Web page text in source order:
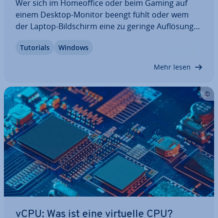
Wer sich im Ho­me­of­fice oder beim Gaming auf
einem Desktop-Monitor beengt fühlt oder wem
der Laptop-Bild­schirm eine zu geringe Auflösung
schei­den selbst, ob Sie beide Bild­schir­me parallel
nutzen oder nur einen von beiden verwenden.…
Tutorials Windows
Mehr lesen
vCPU: Was ist eine virtuelle CPU?